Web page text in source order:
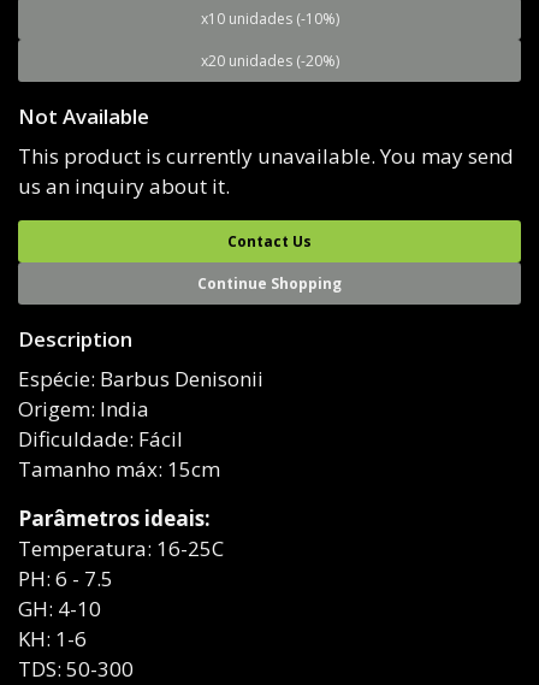
x10 unidades (-10%)
x20 unidades (-20%)
Not Available
This product is currently unavailable. You may send
us an inquiry about it.
Contact Us
Continue Shopping
Description
Espécie: Barbus Denisonii
Origem: India
Dificuldade: Fácil
Tamanho máx: 15cm
Parâmetros ideais:
Temperatura: 16-25C
PH: 6 - 7.5
GH: 4-10
KH: 1-6
TDS: 50-300